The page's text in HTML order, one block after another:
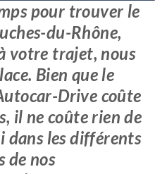
pour trouver le
du-Rhône,
votre trajet, nous
Bien que le
Drive coûte
il ne coûte rien de
dans les différents
de nos